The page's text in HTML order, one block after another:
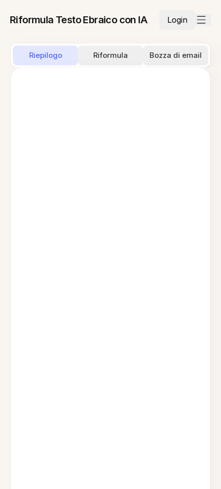
Riformula Testo Ebraico con IA Login
Riepilogo Riformula Bozza di email